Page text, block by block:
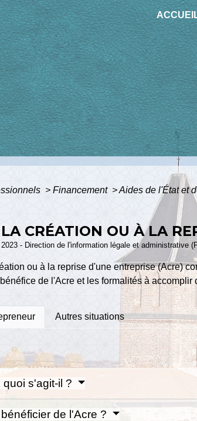
> Financement > Aides de l'État et
CRÉATION OU À LA
- Direction de l'information légale et administrative
ou à la reprise d'une entreprise (Acre)
de l'Acre et les formalités à
Autres situations
quoi s'agit-il ?
de l'Acre ?